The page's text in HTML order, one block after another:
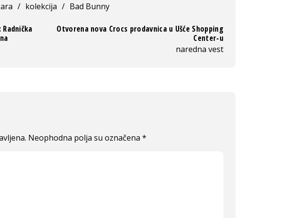
/ kolekcija / Bad Bunny
Radnička
Otvorena nova Crocs prodavnica u Ušće Shopping
Center-u
naredna vest
Neophodna polja su označena *